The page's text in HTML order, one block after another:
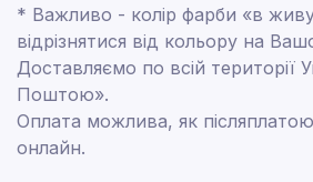
* Важливо - колір фарби «в
відрізнятися від кольору на
Доставляємо по всій території
Поштою».
Оплата можлива, як
онлайн.